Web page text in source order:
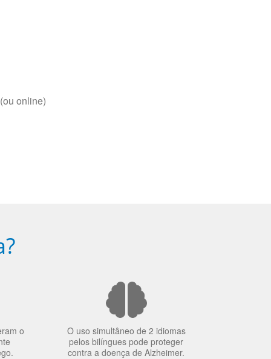
online)
o
O uso simultâneo de 2 idiomas
pelos bilíngues pode proteger
contra a doença de Alzheimer.